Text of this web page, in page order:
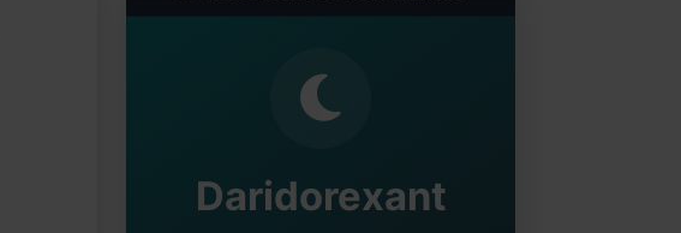
Daridorexant